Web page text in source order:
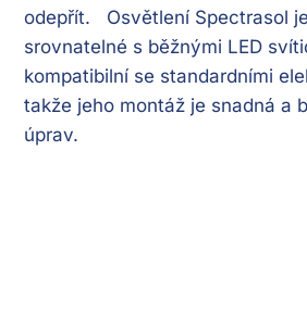
odepřít. Osvětlení Spectrasol
srovnatelné s běžnými LED
kompatibilní se standardními
takže jeho montáž je snadná a
úprav.